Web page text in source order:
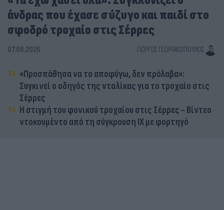
άνδρας που έχασε σύζυγο και παιδί στο
σφοδρό τροχαίο στις Σέρρες
07.08.2026 ΓΙΏΡΓΟΣ ΓΕΩΡΓΑΚΌΠΟΥΛΟΣ
«Προσπάθησα να το αποφύγω, δεν πρόλαβα»:
Συγκινεί ο οδηγός της νταλίκας για το τροχαίο στις
Σέρρες
Η στιγμή του φονικού τροχαίου στις Σέρρες - Βίντεο
ντοκουμέντο από τη σύγκρουση ΙΧ με φορτηγό